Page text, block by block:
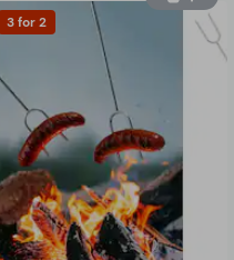
3 for 2